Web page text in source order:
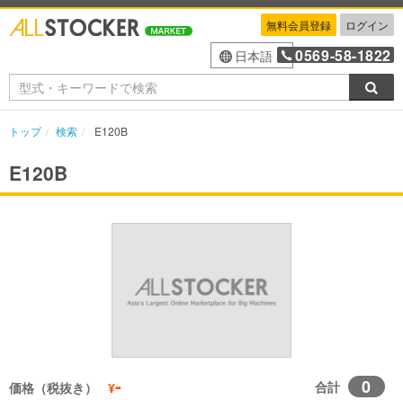
無料会員登録 ログイン
日本語 0569-58-1822
トップ 検索 E120B
E120B
価格（税抜き） ¥- 合計 0